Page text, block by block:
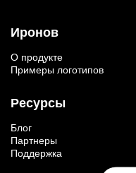
Иронов
О продукте
Примеры логотипов
Ресурсы
Блог
Партнеры
Поддержка